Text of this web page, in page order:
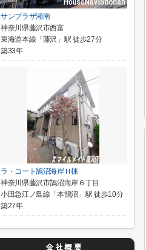
サンプラザ湘南
神奈川県藤沢市西富
東海道本線「藤沢」駅 徒歩27分
築33年
ラ・コート鵠沼海岸Ｈ棟
神奈川県藤沢市鵠沼海岸６丁目
小田急江ノ島線「本鵠沼」駅 徒歩10分
築27年